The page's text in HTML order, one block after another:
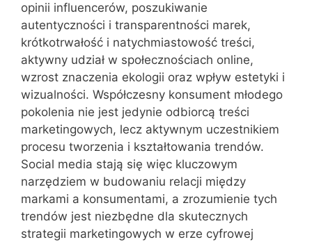
opinii influencerów, poszukiwanie
autentyczności i transparentności marek,
krótkotrwałość i natychmiastowość treści,
aktywny udział w społecznościach online,
wzrost znaczenia ekologii oraz wpływ estetyki i
wizualności. Współczesny konsument młodego
pokolenia nie jest jedynie odbiorcą treści
marketingowych, lecz aktywnym uczestnikiem
procesu tworzenia i kształtowania trendów.
Social media stają się więc kluczowym
narzędziem w budowaniu relacji między
markami a konsumentami, a zrozumienie tych
trendów jest niezbędne dla skutecznych
strategii marketingowych w erze cyfrowej